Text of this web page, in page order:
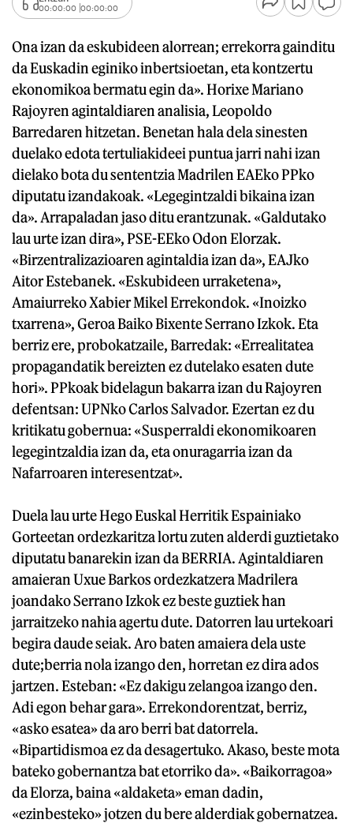
00:00:00 00:00:00
Ona izan da eskubideen alorrean; errekorra gainditu
da Euskadin eginiko inbertsioetan, eta kontzertu
ekonomikoa bermatu egin da». Horixe Mariano
Rajoyren agintaldiaren analisia, Leopoldo
Barredaren hitzetan. Benetan hala dela sinesten
duelako edota tertuliakideei puntua jarri nahi izan
dielako bota du sententzia Madrilen EAEko PPko
diputatu izandakoak. «Legegintzaldi bikaina izan
da». Arrapaladan jaso ditu erantzunak. «Galdutako
lau urte izan dira», PSE-EEko Odon Elorzak.
«Birzentralizazioaren agintaldia izan da», EAJko
Aitor Estebanek. «Eskubideen urraketena»,
Amaiurreko Xabier Mikel Errekondok. «Inoizko
txarrena», Geroa Baiko Bixente Serrano Izkok. Eta
berriz ere, probokatzaile, Barredak: «Errealitatea
propagandatik bereizten ez dutelako esaten dute
hori». PPkoak bidelagun bakarra izan du Rajoyren
defentsan: UPNko Carlos Salvador. Ezertan ez du
kritikatu gobernua: «Susperraldi ekonomikoaren
legegintzaldia izan da, eta onuragarria izan da
Nafarroaren interesentzat».
Duela lau urte Hego Euskal Herritik Espainiako
Gorteetan ordezkaritza lortu zuten alderdi guztietako
diputatu banarekin izan da BERRIA. Agintaldiaren
amaieran Uxue Barkos ordezkatzera Madrilera
joandako Serrano Izkok ez beste guztiek han
jarraitzeko nahia agertu dute. Datorren lau urtekoari
begira daude seiak. Aro baten amaiera dela uste
dute;berria nola izango den, horretan ez dira ados
jartzen. Esteban: «Ez dakigu zelangoa izango den.
Adi egon behar gara». Errekondorentzat, berriz,
«asko esatea» da aro berri bat datorrela.
«Bipartidismoa ez da desagertuko. Akaso, beste mota
bateko gobernantza bat etorriko da». «Baikorragoa»
da Elorza, baina «aldaketa» eman dadin,
«ezinbesteko» jotzen du bere alderdiak gobernatzea.